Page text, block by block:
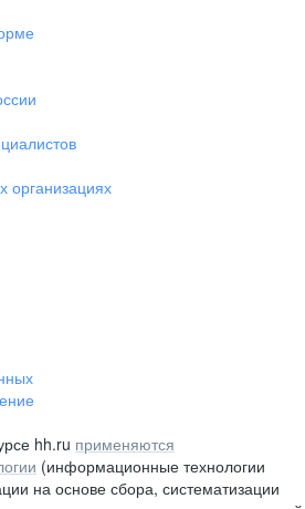
организациях
hh.ru применяются
(информационные технологии
на основе сбора, систематизации